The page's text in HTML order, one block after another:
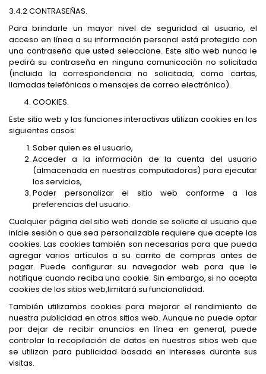
3.4.2 CONTRASEÑAS.
Para brindarle un mayor nivel de seguridad al usuario, el
acceso en línea a su información personal está protegido con
una contraseña que usted seleccione. Este sitio web nunca le
pedirá su contraseña en ninguna comunicación no solicitada
(incluida la correspondencia no solicitada, como cartas,
llamadas telefónicas o mensajes de correo electrónico).
COOKIES.
Este sitio web y las funciones interactivas utilizan cookies en los
siguientes casos:
Saber quien es el usuario,
Acceder a la información de la cuenta del usuario
(almacenada en nuestras computadoras) para ejecutar
los servicios,
Poder personalizar el sitio web conforme a las
preferencias del usuario.
Cualquier página del sitio web donde se solicite al usuario que
inicie sesión o que sea personalizable requiere que acepte las
cookies. Las cookies también son necesarias para que pueda
agregar varios artículos a su carrito de compras antes de
pagar. Puede configurar su navegador web para que le
notifique cuando reciba una cookie. Sin embargo, si no acepta
cookies de los sitios web,limitará su funcionalidad.
También utilizamos cookies para mejorar el rendimiento de
nuestra publicidad en otros sitios web. Aunque no puede optar
por dejar de recibir anuncios en línea en general, puede
controlar la recopilación de datos en nuestros sitios web que
se utilizan para publicidad basada en intereses durante sus
visitas.